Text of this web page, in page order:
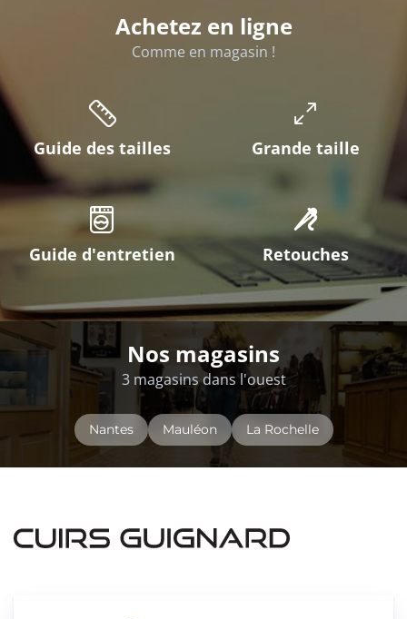
Achetez en ligne
Comme en magasin !
Guide des tailles Grande taille
Guide d'entretien Retouches
Nos magasins
3 magasins dans l'ouest
Nantes Mauléon La Rochelle